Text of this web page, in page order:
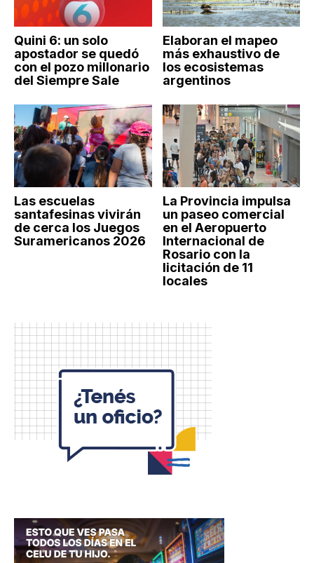
Quini 6: un solo
apostador se quedó
con el pozo millonario
del Siempre Sale
Elaboran el mapeo
más exhaustivo de
los ecosistemas
argentinos
Las escuelas
santafesinas vivirán
de cerca los Juegos
Suramericanos 2026
La Provincia impulsa
un paseo comercial
en el Aeropuerto
Internacional de
Rosario con la
licitación de 11
locales